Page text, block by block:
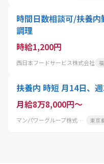
時間日数相談可/扶養
調理
時給1,200円
西日本フードサービス株式会社
扶養内 時短 月14日、
月給8万8,000円～
マンパワーグループ株式会社 東京